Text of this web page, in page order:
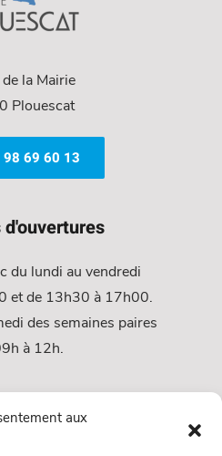
aux
la Mairie
Plouescat
69 60 13
du lundi au vendredi
et de 13h30 à 17h00.
des semaines paires
à 12h.